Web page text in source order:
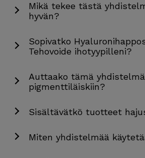
Mikä tekee tästä
hyvän?
Sopivatko
Tehovoide ihotyypilleni?
Auttaako tämä yhdistelmä
pigmenttiläiskiin?
Sisältävätkö tuotteet
Miten yhdistelmää